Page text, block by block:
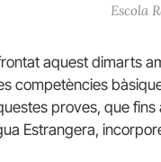
Escola
aquest dimarts
competències
proves, que
Estrangera,